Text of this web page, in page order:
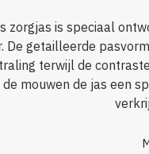
zorgjas is speciaal
De getailleerde
terwijl de
mouwen de jas een